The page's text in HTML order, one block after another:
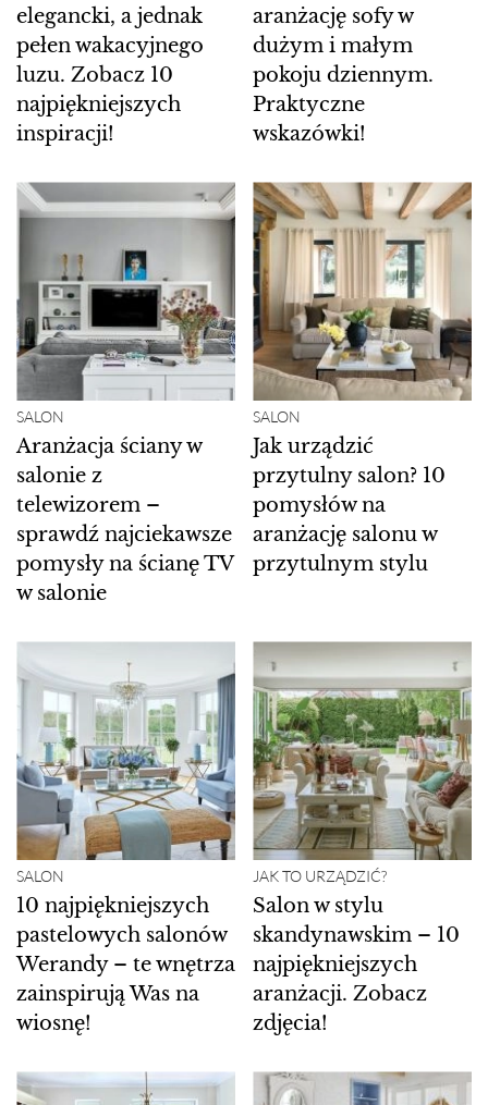
elegancki, a jednak
pełen wakacyjnego
luzu. Zobacz 10
najpiękniejszych
inspiracji!
aranżację sofy w
dużym i małym
pokoju dziennym.
Praktyczne
wskazówki!
SALON
Aranżacja ściany w
salonie z
telewizorem –
sprawdź najciekawsze
pomysły na ścianę TV
w salonie
SALON
Jak urządzić
przytulny salon? 10
pomysłów na
aranżację salonu w
przytulnym stylu
SALON
10 najpiękniejszych
pastelowych salonów
Werandy – te wnętrza
zainspirują Was na
wiosnę!
JAK TO URZĄDZIĆ?
Salon w stylu
skandynawskim – 10
najpiękniejszych
aranżacji. Zobacz
zdjęcia!